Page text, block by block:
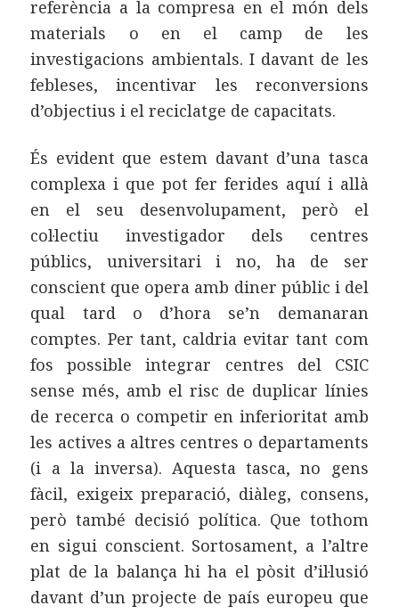
referència a la compresa en el món dels
materials o en el camp de les
investigacions ambientals. I davant de les
febleses, incentivar les reconversions
d’objectius i el reciclatge de capacitats.
És evident que estem davant d’una tasca
complexa i que pot fer ferides aquí i allà
en el seu desenvolupament, però el
col·lectiu investigador dels centres
públics, universitari i no, ha de ser
conscient que opera amb diner públic i del
qual tard o d’hora se’n demanaran
comptes. Per tant, caldria evitar tant com
fos possible integrar centres del CSIC
sense més, amb el risc de duplicar línies
de recerca o competir en inferioritat amb
les actives a altres centres o departaments
(i a la inversa). Aquesta tasca, no gens
fàcil, exigeix preparació, diàleg, consens,
però també decisió política. Que tothom
en sigui conscient. Sortosament, a l’altre
plat de la balança hi ha el pòsit d’il·lusió
davant d’un projecte de país europeu que